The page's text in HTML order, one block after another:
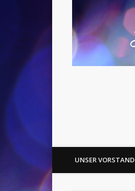
UNSER VORSTAND